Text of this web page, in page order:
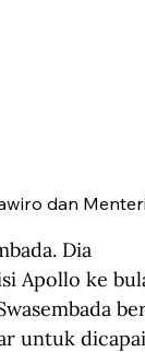
dan
Dia
Apollo ke
untuk